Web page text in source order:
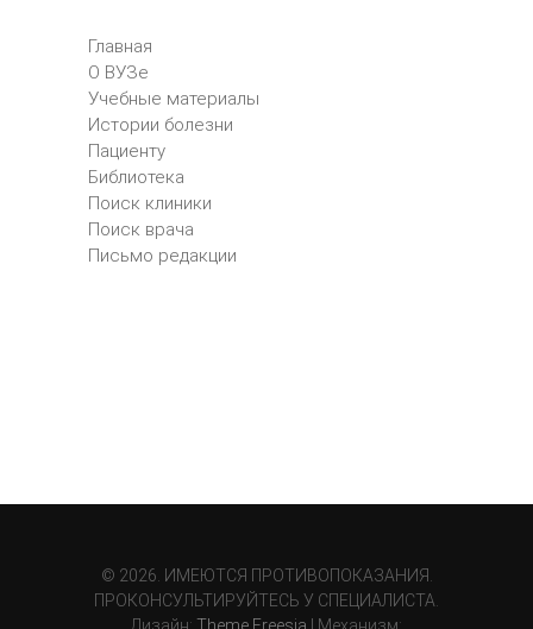
Главная
О ВУЗе
Учебные материалы
Истории болезни
Пациенту
Библиотека
Поиск клиники
Поиск врача
Письмо редакции
© 2026. ИМЕЮТСЯ ПРОТИВОПОКАЗАНИЯ.
ПРОКОНСУЛЬТИРУЙТЕСЬ У СПЕЦИАЛИСТА.